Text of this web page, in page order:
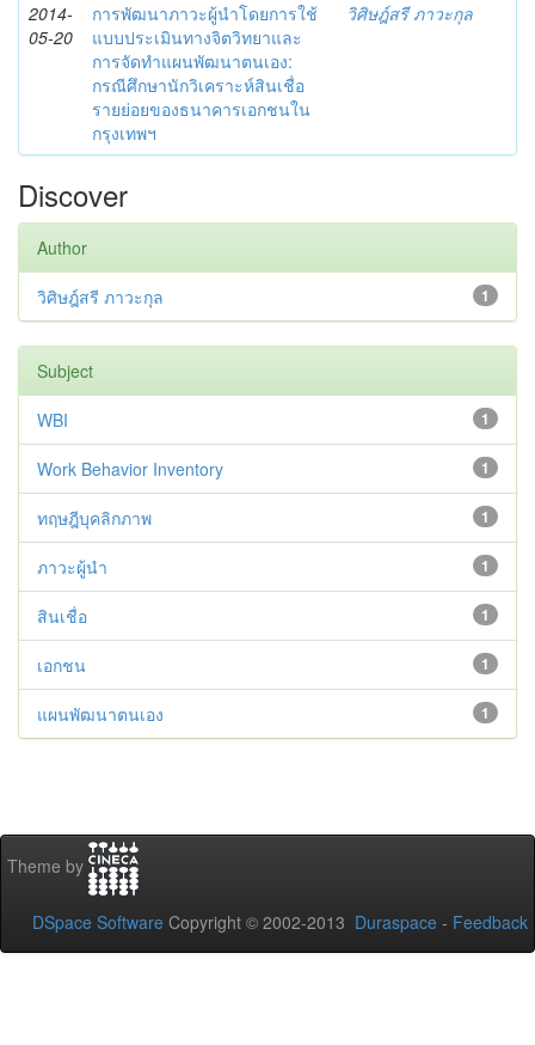
2014-
05-20
การพัฒนาภาวะผู้นำโดยการใช้
แบบประเมินทางจิตวิทยาและ
การจัดทำแผนพัฒนาตนเอง:
กรณีศึกษานักวิเคราะห์สินเชื่อ
รายย่อยของธนาคารเอกชนใน
กรุงเทพฯ
วิศิษฎ์สรี ภาวะกุล
Discover
Author
1
วิศิษฎ์สรี ภาวะกุล
Subject
1
WBI
1
Work Behavior Inventory
1
ทฤษฎีบุคลิกภาพ
1
ภาวะผู้นำ
1
สินเชื่อ
1
เอกชน
1
แผนพัฒนาตนเอง
Theme by
DSpace Software Copyright © 2002-2013 Duraspace - Feedback